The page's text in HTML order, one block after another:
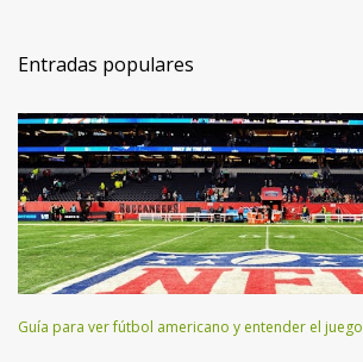
Entradas populares
Guía para ver fútbol americano y entender el juego